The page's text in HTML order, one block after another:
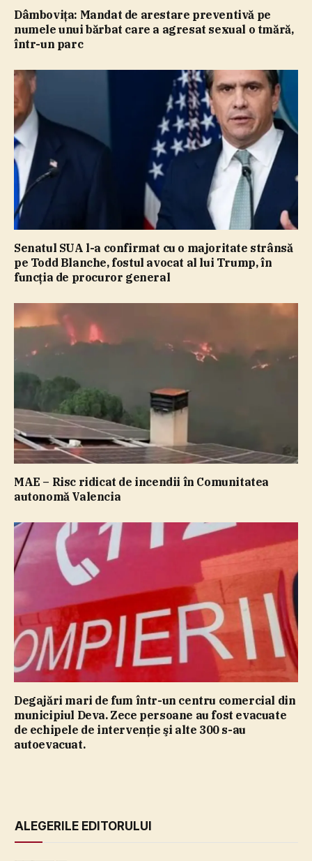
Dâmboviţa: Mandat de arestare preventivă pe
numele unui bărbat care a agresat sexual o tmără,
într-un parc
Senatul SUA l-a confirmat cu o majoritate strânsă
pe Todd Blanche, fostul avocat al lui Trump, în
funcţia de procuror general
MAE – Risc ridicat de incendii în Comunitatea
autonomă Valencia
Degajări mari de fum într-un centru comercial din
municipiul Deva. Zece persoane au fost evacuate
de echipele de intervenţie şi alte 300 s-au
autoevacuat.
ALEGERILE EDITORULUI